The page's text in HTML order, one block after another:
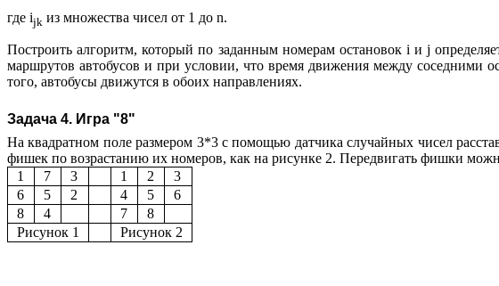
где ijk из множества чисел от 1 до n.
Построить алгоритм, который по заданным номерам остановок i и j
маршрутов автобусов и при условии, что время движения между соседними
того, автобусы движутся в обоих направлениях.
Задача 4. Игра "8"
На квадратном поле размером 3*3 с помощью датчика случайных чисел
фишек по возрастанию их номеров, как на рисунке 2. Передвигать фишки
1
7 3 1 2
3
6
5 2 4 5
6
8
4 7
8
Рисунок 1
Рисунок 2